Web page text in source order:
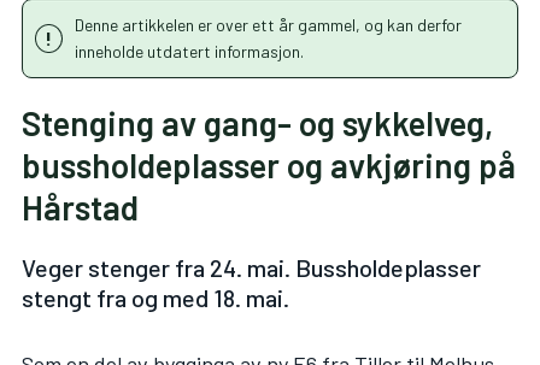
Denne artikkelen er over ett år gammel, og kan derfor
inneholde utdatert informasjon.
Stenging av gang- og sykkelveg,
bussholdeplasser og avkjøring på
Hårstad
Veger stenger fra 24. mai. Bussholdeplasser
stengt fra og med 18. mai.